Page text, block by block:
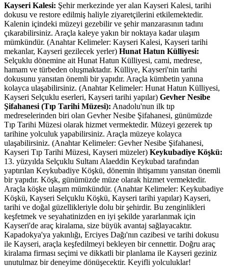
Kayseri Kalesi: Şehir merkezinde yer alan Kayseri Kalesi, tarihi
dokusu ve restore edilmiş haliyle ziyaretçilerini etkilemektedir.
Kalenin içindeki müzeyi gezebilir ve şehir manzarasının tadını
çıkarabilirsiniz. Araçla kaleye yakın bir noktaya kadar ulaşım
mümkündür. (Anahtar Kelimeler: Kayseri Kalesi, Kayseri tarihi
mekanlar, Kayseri gezilecek yerler) Hunat Hatun Külliyesi:
Selçuklu dönemine ait Hunat Hatun Külliyesi, cami, medrese,
hamam ve türbeden oluşmaktadır. Külliye, Kayseri'nin tarihi
dokusunu yansıtan önemli bir yapıdır. Araçla kümbetin yanına
kolayca ulaşabilirsiniz. (Anahtar Kelimeler: Hunat Hatun Külliyesi,
Kayseri Selçuklu eserleri, Kayseri tarihi yapılar) Gevher Nesibe
Şifahanesi (Tıp Tarihi Müzesi): Anadolu'nun ilk tıp
medreselerinden biri olan Gevher Nesibe Şifahanesi, günümüzde
Tıp Tarihi Müzesi olarak hizmet vermektedir. Müzeyi gezerek tıp
tarihine yolculuk yapabilirsiniz. Araçla müzeye kolayca
ulaşabilirsiniz. (Anahtar Kelimeler: Gevher Nesibe Şifahanesi,
Kayseri Tıp Tarihi Müzesi, Kayseri müzeler) Keykubadiye Köşkü:
13. yüzyılda Selçuklu Sultanı Alaeddin Keykubad tarafından
yaptırılan Keykubadiye Köşkü, dönemin ihtişamını yansıtan önemli
bir yapıdır. Köşk, günümüzde müze olarak hizmet vermektedir.
Araçla köşke ulaşım mümkündür. (Anahtar Kelimeler: Keykubadiye
Köşkü, Kayseri Selçuklu Köşkü, Kayseri tarihi yapılar) Kayseri,
tarihi ve doğal güzellikleriyle dolu bir şehirdir. Bu zenginlikleri
keşfetmek ve seyahatinizden en iyi şekilde yararlanmak için
Kayseri'de araç kiralama, size büyük avantaj sağlayacaktır.
Kapadokya'ya yakınlığı, Erciyes Dağı'nın cazibesi ve tarihi dokusu
ile Kayseri, araçla keşfedilmeyi bekleyen bir cennettir. Doğru araç
kiralama firması seçimi ve dikkatli bir planlama ile Kayseri geziniz
unutulmaz bir deneyime dönüşecektir. Keyifli yolculuklar!